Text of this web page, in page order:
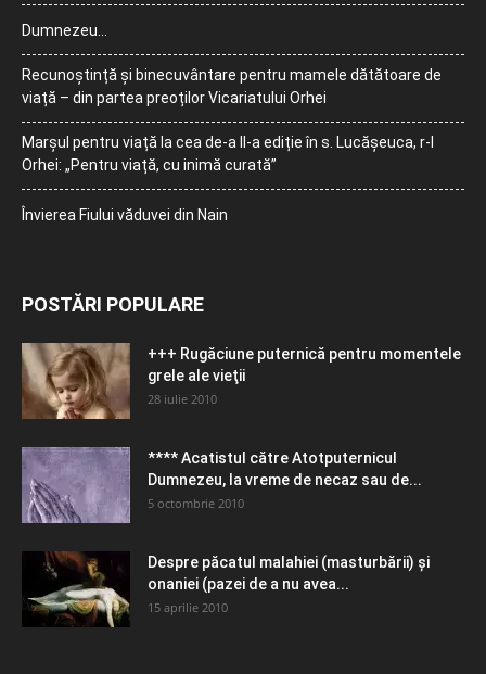
Dumnezeu…
Recunoștință și binecuvântare pentru mamele dătătoare de
viață – din partea preoților Vicariatului Orhei
Marșul pentru viață la cea de-a II-a ediție în s. Lucășeuca, r-l
Orhei: „Pentru viață, cu inimă curată”
Învierea Fiului văduvei din Nain
POSTĂRI POPULARE
+++ Rugăciune puternică pentru momentele
grele ale vieţii
28 iulie 2010
**** Acatistul către Atotputernicul
Dumnezeu, la vreme de necaz sau de...
5 octombrie 2010
Despre păcatul malahiei (masturbării) şi
onaniei (pazei de a nu avea...
15 aprilie 2010